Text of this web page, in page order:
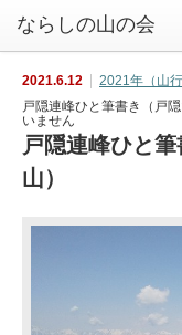
2021.6.12 2021年（山行
戸隠連峰ひと筆書き（戸
いません
戸隠連峰ひと
山）